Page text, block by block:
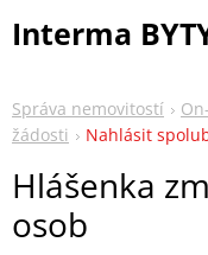
Interma
Správa nemovitostí
žádosti
Nahlásit
Hlášenka
osob